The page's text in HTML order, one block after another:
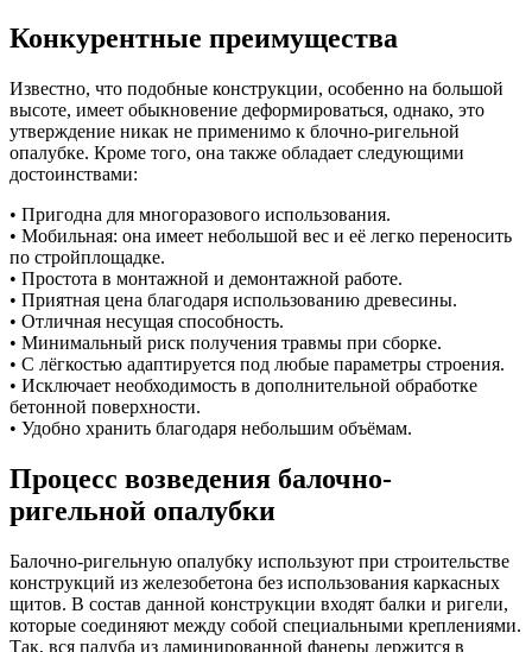
Конкурентные преимущества
Известно, что подобные конструкции, особенно на большой
высоте, имеет обыкновение деформироваться, однако, это
утверждение никак не применимо к блочно-ригельной
опалубке. Кроме того, она также обладает следующими
достоинствами:
• Пригодна для многоразового использования.
• Мобильная: она имеет небольшой вес и её легко переносить
по стройплощадке.
• Простота в монтажной и демонтажной работе.
• Приятная цена благодаря использованию древесины.
• Отличная несущая способность.
• Минимальный риск получения травмы при сборке.
• С лёгкостью адаптируется под любые параметры строения.
• Исключает необходимость в дополнительной обработке
бетонной поверхности.
• Удобно хранить благодаря небольшим объёмам.
Процесс возведения балочно-
ригельной опалубки
Балочно-ригельную опалубку используют при строительстве
конструкций из железобетона без использования каркасных
щитов. В состав данной конструкции входят балки и ригели,
которые соединяют между собой специальными креплениями.
Так, вся палуба из ламинированной фанеры держится в